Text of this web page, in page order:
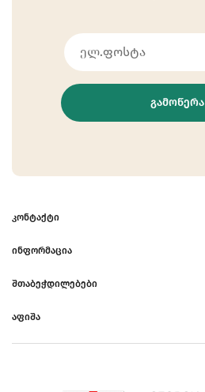
ᲒᲐᲛᲝᲬᲔᲠᲐ
ᲙᲝᲜᲢᲐᲥᲢᲘ
ᲘᲜᲤᲝᲠᲛᲐᲪᲘᲐ
ᲨᲗᲐᲑᲔᲭᲓᲘᲚᲔᲑᲔᲑᲘ
ᲐᲤᲘᲨᲐ